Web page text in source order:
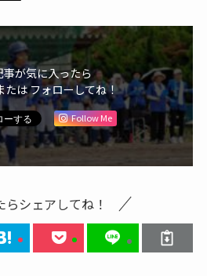
事が気に入ったら
たは フォローしてね！
Follow Me
らシェアしてね！